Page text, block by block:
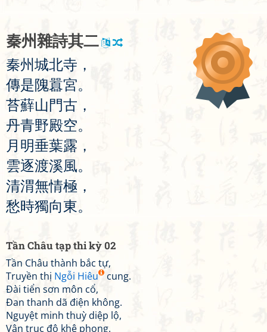
秦州雜詩其二
秦州城北寺 ，
傳是隗囂宮。
苔蘚山門古 ，
丹青野殿空。
月 明垂葉露 ，
雲逐渡溪風。
清渭無情極 ，
愁時獨向東。
Tần Châu tạp thi kỳ 02
Tần Châu thành bắc tự,
Truyền thị Ngỗi Hiêu
cung.
Đài tiển sơn môn cổ,
Đan thanh dã điện không.
Nguyệt minh thuỳ diệp lộ,
Vân trục độ khê phong.